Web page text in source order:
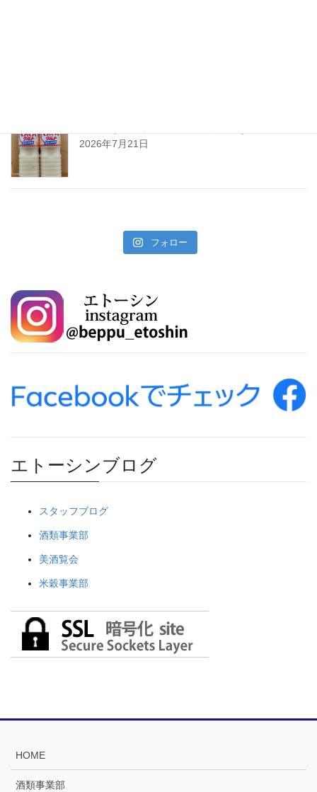
2026年7月21日
フォロー
エトーシンブログ
スタッフブログ
酒類事業部
美酒覧会
米穀事業部
HOME
酒類事業部